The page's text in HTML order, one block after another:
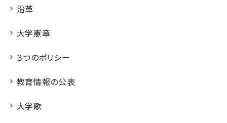
沿革
大学憲章
３つのポリシー
教育情報の公表
大学歌